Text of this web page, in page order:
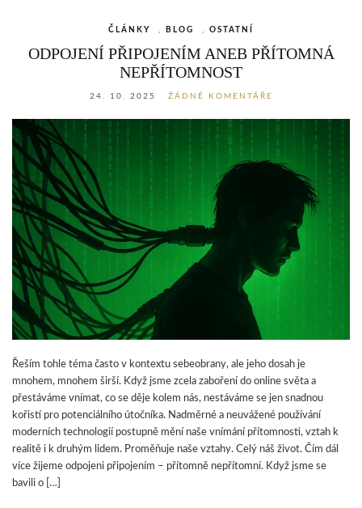
ČLÁNKY , BLOG , OSTATNÍ
ODPOJENÍ PŘIPOJENÍM ANEB PŘÍTOMNÁ
NEPŘÍTOMNOST
24. 10. 2025 ŽÁDNÉ KOMENTÁŘE
Řeším tohle téma často v kontextu sebeobrany, ale jeho dosah je
mnohem, mnohem širší. Když jsme zcela zaboření do online světa a
přestáváme vnímat, co se děje kolem nás, nestáváme se jen snadnou
kořistí pro potenciálního útočníka. Nadměrné a neuvážené používání
moderních technologií postupně mění naše vnímání přítomnosti, vztah k
realitě i k druhým lidem. Proměňuje naše vztahy. Celý náš život. Čím dál
více žijeme odpojeni připojením – přítomně nepřítomní. Když jsme se
bavili o […]